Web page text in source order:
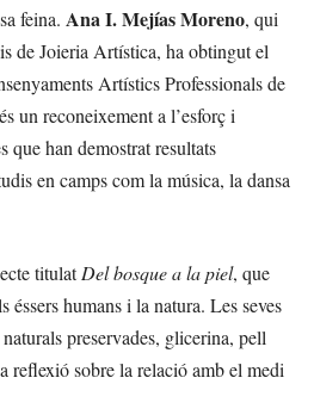
feina. Ana I. Mejías Moreno, qui
de Joieria Artística, ha obtingut el
Artístics Professionals de
un reconeixement a l’esforç i
que han demostrat resultats
en camps com la música, la dansa
titulatDel bosque a la piel, que
éssers humans i la natura. Les seves
preservades, glicerina, pell
reflexió sobre la relació amb el medi